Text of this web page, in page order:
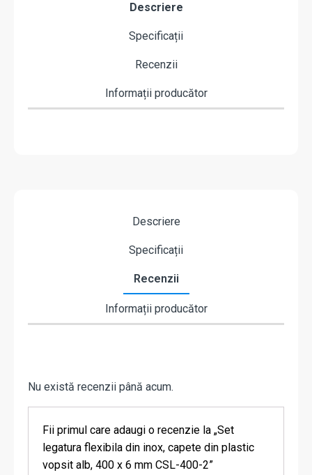
Descriere
Specificații
Recenzii
Informații producător
Descriere
Specificații
Recenzii
Informații producător
Nu există recenzii până acum.
Fii primul care adaugi o recenzie la „Set
legatura flexibila din inox, capete din plastic
vopsit alb, 400 x 6 mm CSL-400-2”